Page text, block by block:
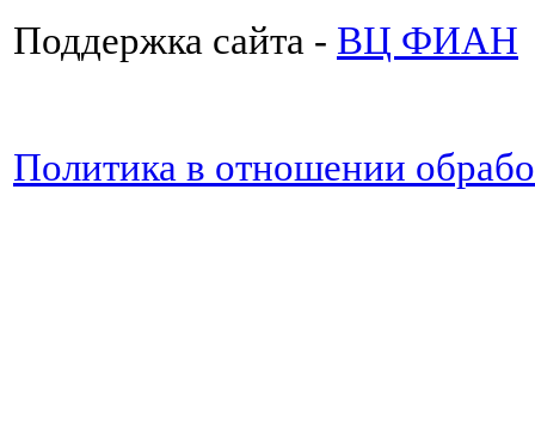
Поддержка сайта - ВЦ ФИАН
Политика в отношении